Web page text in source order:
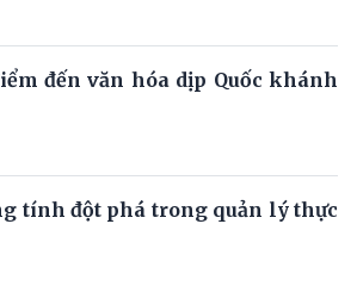
đến văn hóa dịp Quốc khánh
tính đột phá trong quản lý thực